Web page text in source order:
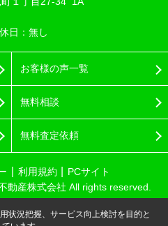
日：無し
お客様の声一覧
無料相談
無料査定依頼
利用規約
PCサイト
動産株式会社 All rights reserved.
状況把握、サービス向上検討を目的と